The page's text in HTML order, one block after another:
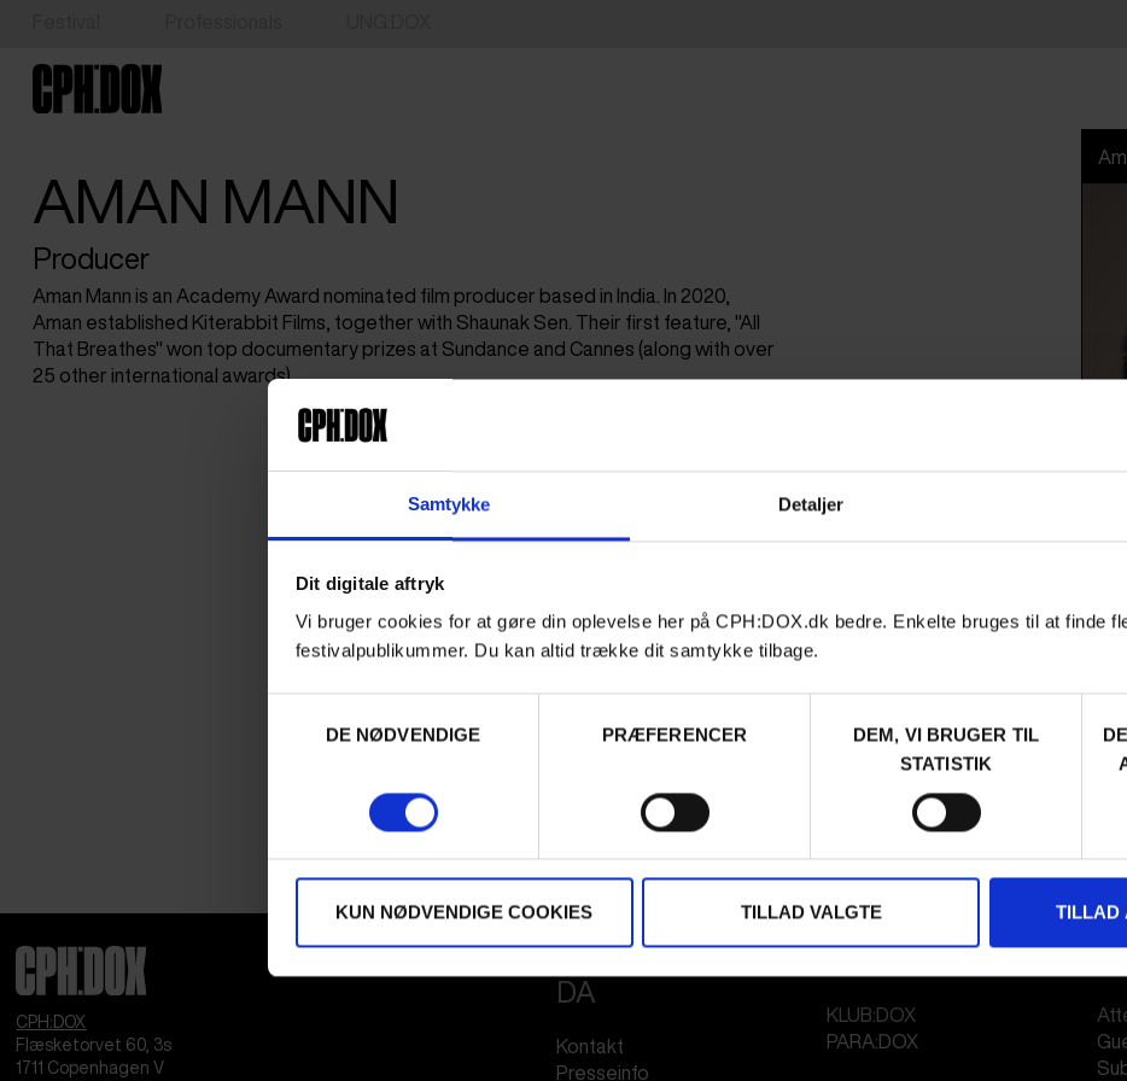
Samtykke Detaljer
Dit digitale aftryk
Vi bruger cookies for at gøre din oplevelse her på CPH:DOX.dk bedre. Enkelte bruges til at finde
festivalpublikummer. Du kan altid trække dit samtykke tilbage.
DE NØDVENDIGE
PRÆFERENCER
DEM, VI BRUGER TIL
STATISTIK
KUN NØDVENDIGE COOKIES TILLAD VALGTE TILLAD
AMAN MANN
Producer
Aman Mann is an Academy Award nominated film producer based in India. In 2020,
Aman established Kiterabbit Films, together with Shaunak Sen. Their first feature, "All
That Breathes" won top documentary prizes at Sundance and Cannes (along with over
25 other international awards).
CPH:DOX
Flæsketorvet 60, 3s
1711 Copenhagen V
DA
Kontakt
Presseinfo
KLUB:DOX
PARA:DOX